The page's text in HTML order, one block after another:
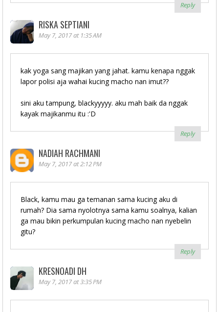
Reply
RISKA SEPTIANI
May 7, 2017 at 1:35 AM
kak yoga sang majikan yang jahat. kamu kenapa nggak
lapor polisi aja wahai kucing macho nan imut??
sini aku tampung, blackyyyyy. aku mah baik da nggak
kayak majikanmu itu :'D
Reply
NADIAH RACHMANI
May 7, 2017 at 2:12 PM
Black, kamu mau ga temanan sama kucing aku di
rumah? Dia sama nyolotnya sama kamu soalnya, kalian
ga mau bikin perkumpulan kucing macho nan nyebelin
gitu?
Reply
KRESNOADI DH
May 7, 2017 at 3:35 PM